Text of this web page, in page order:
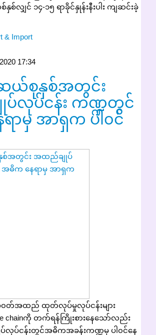
လျှင် ၁၄-၁၅ ရာခိုင်နှုန်းနီးပါး ကျဆင်းခဲ့
& Import
17:34
ယ်စုနှစ်အတွင်း
လုပ်ငန်း ကဏ္ဍတွင်
ာမှ အာရှက ပါ၀င်
တ်အထည် ထုတ်လုပ်မှုလုပ်ငန်းများ
chainကို တက်ရန်ကြိုးစားနေသော်လည်း
ပ်ငန်းတွင်အဓိကအခန်းကဏ္ဍမှ ပါ၀င်နေ